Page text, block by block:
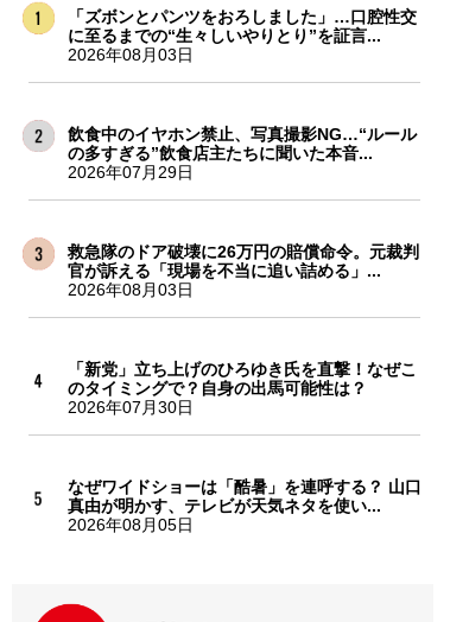
「ズボンとパンツをおろしました」…口腔性交
に至るまでの“生々しいやりとり”を証言...
2026年08月03日
飲食中のイヤホン禁止、写真撮影NG…“ルール
の多すぎる”飲食店主たちに聞いた本音...
2026年07月29日
救急隊のドア破壊に26万円の賠償命令。元裁判
官が訴える「現場を不当に追い詰める」...
2026年08月03日
「新党」立ち上げのひろゆき氏を直撃！なぜこ
のタイミングで？自身の出馬可能性は？
2026年07月30日
なぜワイドショーは「酷暑」を連呼する？ 山口
真由が明かす、テレビが天気ネタを使い...
2026年08月05日